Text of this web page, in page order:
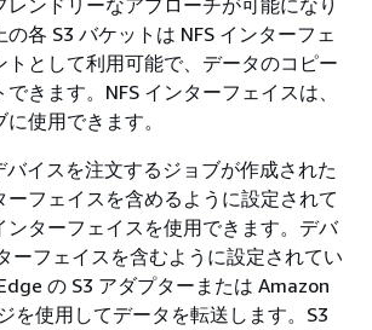
レンドリーなアプローチが可能になり
各 S3 バケットは NFS インターフェ
トとして利用可能で、データのコピー
きます。NFS インターフェイスは、
使用できます。
バイスを注文するジョブが作成された
ーフェイスを含めるように設定されて
ンターフェイスを使用できます。デバ
ーフェイスを含むように設定されてい
の S3 アダプターまたは Amazon
を使用してデータを転送します。S3